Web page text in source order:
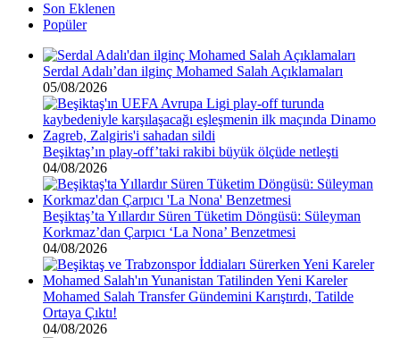
Son Eklenen
Popüler
Serdal Adalı’dan ilginç Mohamed Salah Açıklamaları
05/08/2026
Beşiktaş’ın play-off’taki rakibi büyük ölçüde netleşti
04/08/2026
Beşiktaş’ta Yıllardır Süren Tüketim Döngüsü: Süleyman
Korkmaz’dan Çarpıcı ‘La Nona’ Benzetmesi
04/08/2026
Mohamed Salah Transfer Gündemini Karıştırdı, Tatilde
Ortaya Çıktı!
04/08/2026